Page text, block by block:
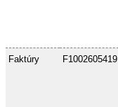
Faktúry F1002605419